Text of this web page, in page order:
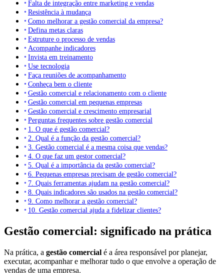
Falta de integração entre marketing e vendas
Resistência à mudança
Como melhorar a gestão comercial da empresa?
Defina metas claras
Estruture o processo de vendas
Acompanhe indicadores
Invista em treinamento
Use tecnologia
Faça reuniões de acompanhamento
Conheça bem o cliente
Gestão comercial e relacionamento com o cliente
Gestão comercial em pequenas empresas
Gestão comercial e crescimento empresarial
Perguntas frequentes sobre gestão comercial
1. O que é gestão comercial?
2. Qual é a função da gestão comercial?
3. Gestão comercial é a mesma coisa que vendas?
4. O que faz um gestor comercial?
5. Qual é a importância da gestão comercial?
6. Pequenas empresas precisam de gestão comercial?
7. Quais ferramentas ajudam na gestão comercial?
8. Quais indicadores são usados na gestão comercial?
9. Como melhorar a gestão comercial?
10. Gestão comercial ajuda a fidelizar clientes?
Gestão comercial: significado na prática
Na prática, a gestão comercial é a área responsável por planejar,
executar, acompanhar e melhorar tudo o que envolve a operação de
vendas de uma empresa.